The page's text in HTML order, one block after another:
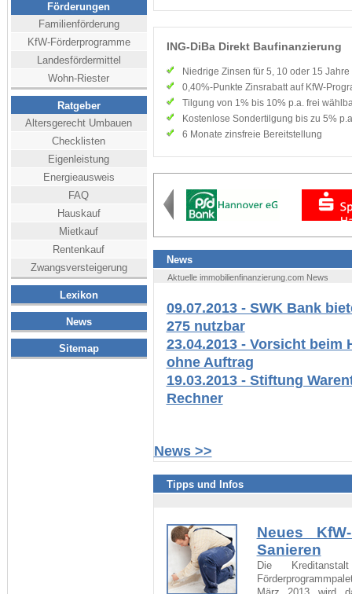
Förderungen
Familienförderung
KfW-Förderprogramme
Landesfördermittel
Wohn-Riester
Ratgeber
Altersgerecht Umbauen
Checklisten
Eigenleistung
Energieausweis
FAQ
Hauskauf
Mietkauf
Rentenkauf
Zwangsversteigerung
Lexikon
News
Sitemap
ING-DiBa Direkt Baufinanzierung
Niedrige Zinsen für 5, 10 oder 15 Jahre
0,40%-Punkte Zinsrabatt auf KfW-
Tilgung von 1% bis 10% p.a. frei
Kostenlose Sondertilgung bis zu 5%
6 Monate zinsfreie Bereitstellung
News
Aktuelle immobilienfinanzierung.com News
09.07.2013 - SWK Bank
275 nutzbar
23.04.2013 - Vorsicht beim
ohne Auftrag
19.03.2013 - Stiftung
Rechner
News >>
Tipps und Infos
Neues
Sanieren
Die